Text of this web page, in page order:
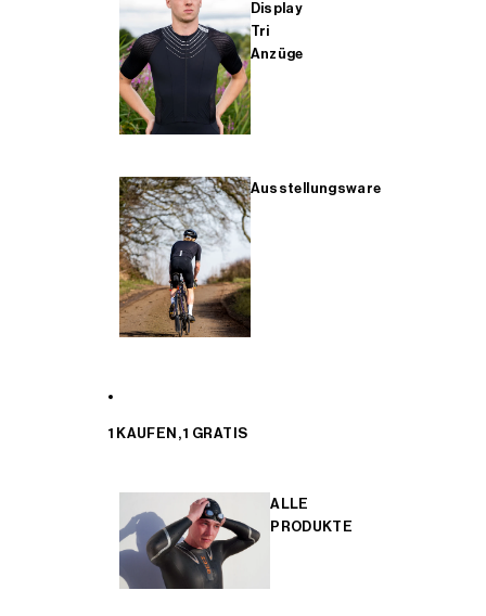
Display
Tri
Anzüge
Ausstellungsware
1 KAUFEN, 1 GRATIS
ALLE
PRODUKTE